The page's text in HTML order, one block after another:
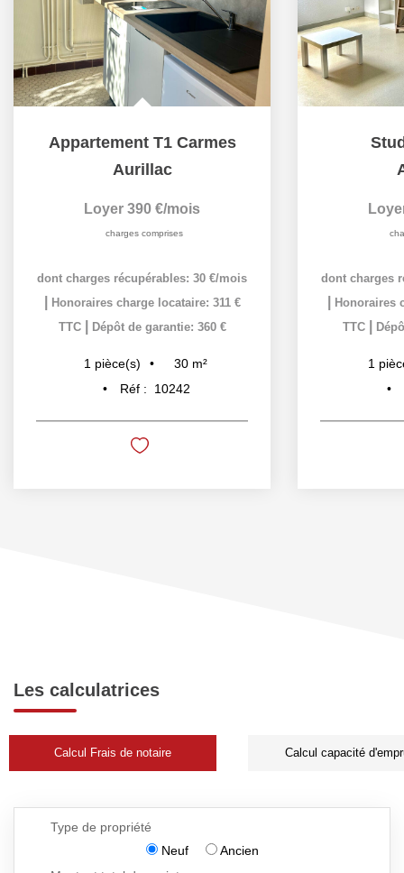
Appartement T1 Carmes
Aurillac
Loyer 390 €/mois
charges comprises
dont charges récupérables: 30 €/mois
Honoraires charge locataire: 311 €
TTC
Dépôt de garantie: 360 €
1 pièce(s) 30 m²
Réf :
10242
dont charges
Honoraires
TTC
1
Les calculatrices
Calcul Frais de notaire Calcul capacité